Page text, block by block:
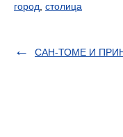
город столица
САН-ТОМЕ И